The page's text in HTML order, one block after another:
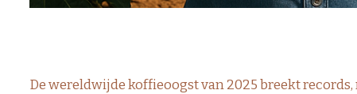
De wereldwijde koffieoogst van 2025 breekt